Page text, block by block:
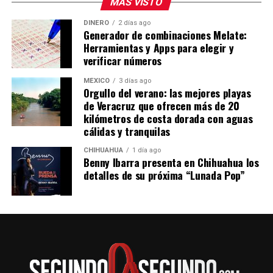
el trayecto en auto te llevará unas tres horas en
promedio. Si quieres ir en autobús puedes tomar
un autobús de la Línea Futura, que tiene tres salidas al
día:
5:25 de la mañana
7:45 de la mañana
11:30 de la noche
En transporte público tardarás aproximadamente
cuatro horas con 50 minutos. El costo del boleto por el
viaje sencillo desde Pachuca a Tuxpan por la Línea
Futura es de 564 pesos para los horarios de 5:25 de la
mañana y 11:30 de la noche.
DINERO 2 días ago
Generador de combinaciones Melate:
Herramientas y Apps para elegir y
verificar números
MÉXICO 3 días ago
Orgullo del verano: las mejores playas
de Veracruz que ofrecen más de 20
kilómetros de costa dorada con aguas
cálidas y tranquilas
CHIHUAHUA 1 día ago
Benny Ibarra presenta en Chihuahua los
detalles de su próxima “Lunada Pop”